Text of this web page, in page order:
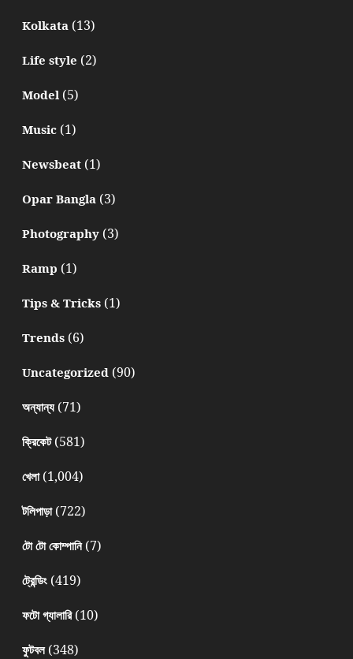
Kolkata(13)
Life style (2)
Model(5)
Music(1)
Newsbeat(1)
Opar Bangla(3)
Photography(3)
Ramp (1)
Tips & Tricks(1)
Trends(6)
Uncategorized(90)
অন্যান্য(71)
ক্রিকেট(581)
খেলা(1,004)
টলিপাড়া(722)
টো টো কোম্পানি(7)
ট্রেন্ডিং(419)
ফটো গ্যালারি(10)
ফুটবল(348)